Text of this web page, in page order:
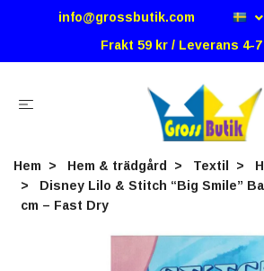
info@grossbutik.com
Frakt 59 kr / Leverans 4-
Hem Hem & trädgård Textil
Disney Lilo & Stitch “Big Smile”
cm – Fast Dry